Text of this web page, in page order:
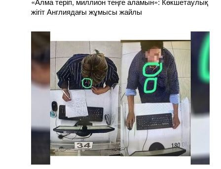
жігіт Англиядағы жұмысы жайлы